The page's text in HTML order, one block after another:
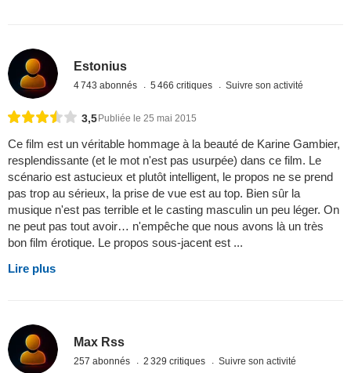
Estonius
4 743 abonnés 5 466 critiques Suivre son activité
3,5Publiée le 25 mai 2015
Ce film est un véritable hommage à la beauté de Karine Gambier,
resplendissante (et le mot n'est pas usurpée) dans ce film. Le
scénario est astucieux et plutôt intelligent, le propos ne se prend
pas trop au sérieux, la prise de vue est au top. Bien sûr la
musique n'est pas terrible et le casting masculin un peu léger. On
ne peut pas tout avoir… n'empêche que nous avons là un très
bon film érotique. Le propos sous-jacent est ...
Lire plus
Max Rss
257 abonnés 2 329 critiques Suivre son activité